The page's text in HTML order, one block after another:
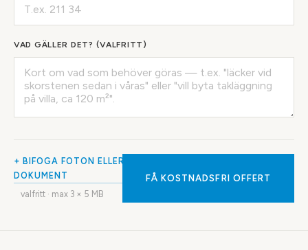
VAD GÄLLER DET? (VALFRITT)
+ BIFOGA FOTON ELLER
DOKUMENT
valfritt · max 3 × 5 MB
FÅ KOSTNADSFRI OFFERT